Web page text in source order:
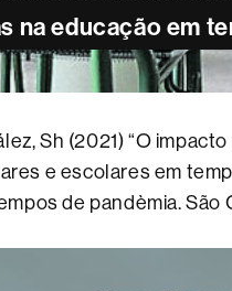
na educação em
Sh (2021) “O
e escolares em
de pandèmia.